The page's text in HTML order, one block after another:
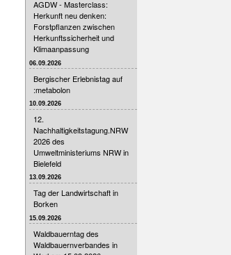
AGDW - Masterclass:
Herkunft neu denken:
Forstpflanzen zwischen
Herkunftssicherheit und
Klimaanpassung
06.09.2026
Bergischer Erlebnistag auf
:metabolon
10.09.2026
12.
Nachhaltigkeitstagung.NRW
2026 des
Umweltministeriums NRW in
Bielefeld
13.09.2026
Tag der Landwirtschaft in
Borken
15.09.2026
Waldbauerntag des
Waldbauernverbandes in